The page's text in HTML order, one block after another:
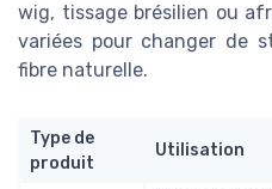
wig, tissage brésilien ou
variées pour changer de
fibre naturelle.
Type de
produit
Utilisation